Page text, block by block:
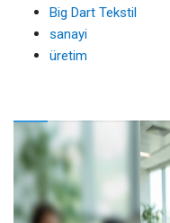
Big Dart Tekstil
sanayi
üretim